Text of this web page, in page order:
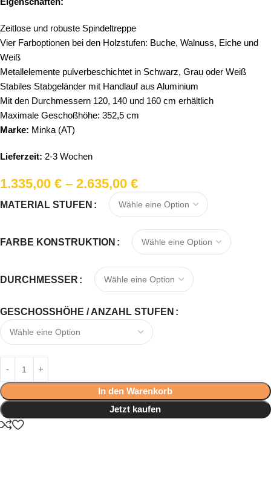
Zeitlose und robuste Spindeltreppe
Vier Farboptionen bei den Holzstufen: Buche, Walnuss, Eiche und
Weiß
Metallelemente pulverbeschichtet in Schwarz, Grau oder Weiß
Stabiles Stabgeländer mit Handlauf aus Aluminium
Mit den Durchmessern 120, 140 und 160 cm erhältlich
Maximale Geschoßhöhe: 352,5 cm
Marke: Minka (AT)
Lieferzeit: 2-3 Wochen
1.335,00 € – 2.635,00 €
MATERIAL STUFEN
FARBE KONSTRUKTION
DURCHMESSER
GESCHOSSHÖHE / ANZAHL STUFEN
In den Warenkorb
Jetzt kaufen